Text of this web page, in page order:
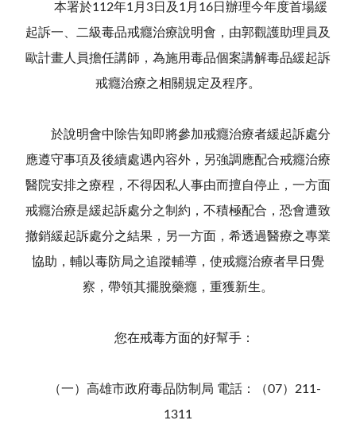
本署於112年1月3日及1月16日辦理今年度首場緩
起訴一、二級毒品戒癮治療說明會，由郭觀護助理員及
歐計畫人員擔任講師，為施用毒品個案講解毒品緩起訴
戒癮治療之相關規定及程序。
於說明會中除告知即將參加戒癮治療者緩起訴處分
應遵守事項及後續處遇內容外，另強調應配合戒癮治療
醫院安排之療程，不得因私人事由而擅自停止，一方面
戒癮治療是緩起訴處分之制約，不積極配合，恐會遭致
撤銷緩起訴處分之結果，另一方面，希透過醫療之專業
協助，輔以毒防局之追蹤輔導，使戒癮治療者早日覺
察，帶領其擺脫藥癮，重獲新生。
您在戒毒方面的好幫手：
（一）高雄市政府毒品防制局 電話：（07）211-
1311